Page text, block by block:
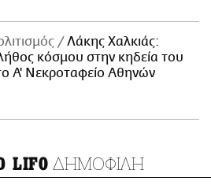
Λάκης Χαλκιάς:
κόσμου στην κηδεία του
Α' Νεκροταφείο Αθηνών
LIFO ΔΗΜΟΦΙΛΗ